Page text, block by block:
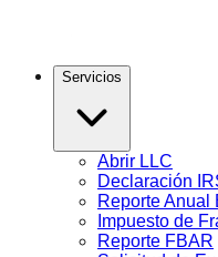
Servicios
Abrir LLC
Declaración
Reporte Anual
Impuesto de
Reporte FBAR